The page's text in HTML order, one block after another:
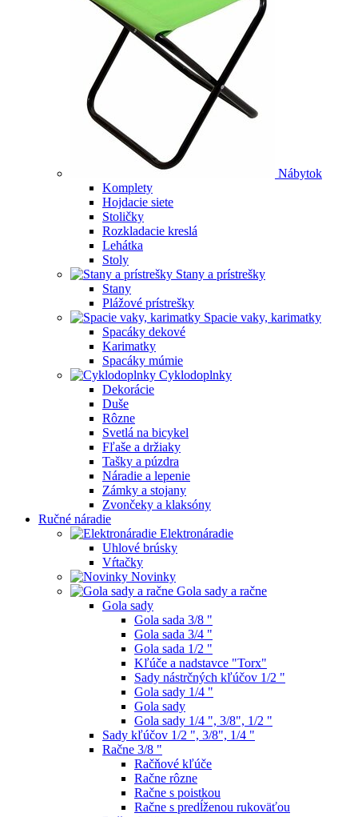
Nábytok
Komplety
Hojdacie siete
Stoličky
Rozkladacie kreslá
Lehátka
Stoly
Stany a prístrešky
Stany
Plážové prístrešky
Spacie vaky, karimatky
Spacáky dekové
Karimatky
Spacáky múmie
Cyklodoplnky
Dekorácie
Duše
Rôzne
Svetlá na bicykel
Fľaše a držiaky
Tašky a púzdra
Náradie a lepenie
Zámky a stojany
Zvončeky a klaksóny
Ručné náradie
Elektronáradie
Uhlové brúsky
Vŕtačky
Novinky
Gola sady a račne
Gola sady
Gola sada 3/8 "
Gola sada 3/4 "
Gola sada 1/2 "
Kľúče a nadstavce "Torx"
Sady nástrčných kľúčov 1/2 "
Gola sady 1/4 "
Gola sady
Gola sady 1/4 ", 3/8", 1/2 "
Sady kľúčov 1/2 ", 3/8", 1/4 "
Račne 3/8 "
Račňové kľúče
Račne rôzne
Račne s poistkou
Račne s predĺženou rukoväťou